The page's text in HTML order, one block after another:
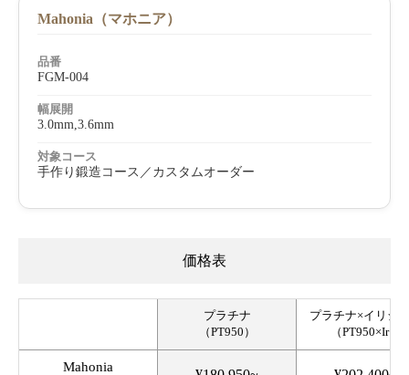
Mahonia（マホニア）
品番
FGM-004
幅展開
3.0mm,3.6mm
対象コース
手作り鍛造コース／カスタムオーダー
価格表